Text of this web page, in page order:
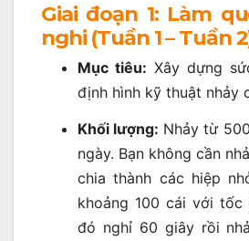
Giai đoạn 1: Làm
nghi (Tuần 1 – Tuần
Mục tiêu: Xây dựng
định hình kỹ thuật nhảy
Khối lượng: Nhảy từ
ngày. Bạn không cần
chia thành các hiệp
khoảng 100 cái với tốc
đó nghỉ 60 giây rồi